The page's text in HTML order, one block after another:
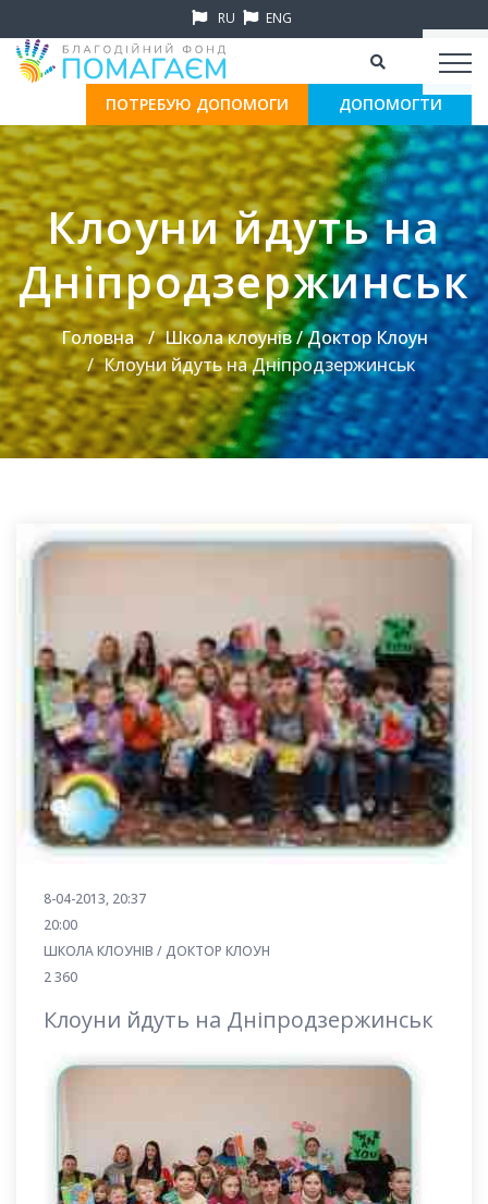
RU ENG
ПОТРЕБУЮ ДОПОМОГИ ДОПОМОГТИ
Клоуни йдуть на
Дніпродзержинськ
Головна
Школа клоунів / Доктор Клоун
Клоуни йдуть на Дніпродзержинськ
8-04-2013, 20:37
20:00
ШКОЛА КЛОУНІВ / ДОКТОР КЛОУН
2 360
Клоуни йдуть на Дніпродзержинськ